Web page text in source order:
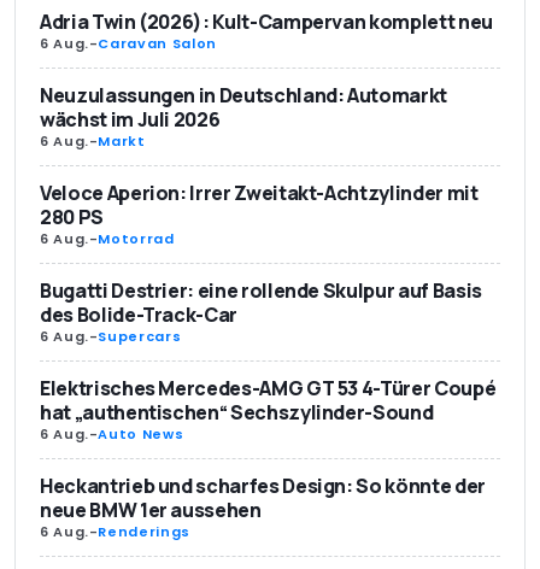
Adria Twin (2026): Kult-Campervan komplett neu
6 Aug.-Caravan Salon
Neuzulassungen in Deutschland: Automarkt
wächst im Juli 2026
6 Aug.-Markt
Veloce Aperion: Irrer Zweitakt-Achtzylinder mit
280 PS
6 Aug.-Motorrad
Bugatti Destrier: eine rollende Skulpur auf Basis
des Bolide-Track-Car
6 Aug.-Supercars
Elektrisches Mercedes-AMG GT 53 4-Türer Coupé
hat „authentischen“ Sechszylinder-Sound
6 Aug.-Auto News
Heckantrieb und scharfes Design: So könnte der
neue BMW 1er aussehen
6 Aug.-Renderings